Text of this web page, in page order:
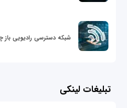
شبکه دسترسی رادیویی
تبلیغات لینکی